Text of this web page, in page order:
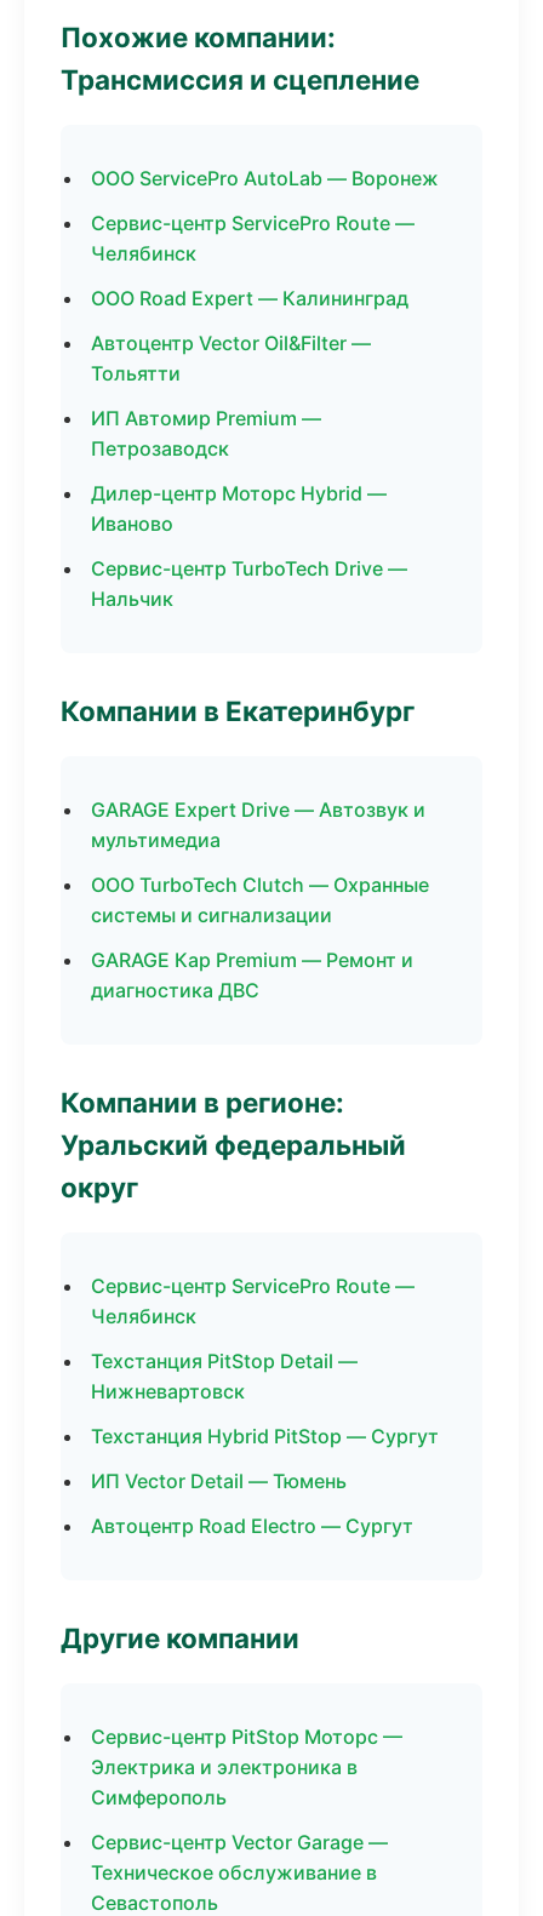
Похожие компании:
Трансмиссия и сцепление
ООО ServicePro AutoLab — Воронеж
Сервис-центр ServicePro Route —
Челябинск
ООО Road Expert — Калининград
Автоцентр Vector Oil&Filter —
Тольятти
ИП Автомир Premium —
Петрозаводск
Дилер-центр Моторс Hybrid —
Иваново
Сервис-центр TurboTech Drive —
Нальчик
Компании в Екатеринбург
GARAGE Expert Drive — Автозвук и
мультимедиа
ООО TurboTech Clutch — Охранные
системы и сигнализации
GARAGE Кар Premium — Ремонт и
диагностика ДВС
Компании в регионе:
Уральский федеральный
округ
Сервис-центр ServicePro Route —
Челябинск
Техстанция PitStop Detail —
Нижневартовск
Техстанция Hybrid PitStop — Сургут
ИП Vector Detail — Тюмень
Автоцентр Road Electro — Сургут
Другие компании
Сервис-центр PitStop Моторс —
Электрика и электроника в
Симферополь
Сервис-центр Vector Garage —
Техническое обслуживание в
Севастополь